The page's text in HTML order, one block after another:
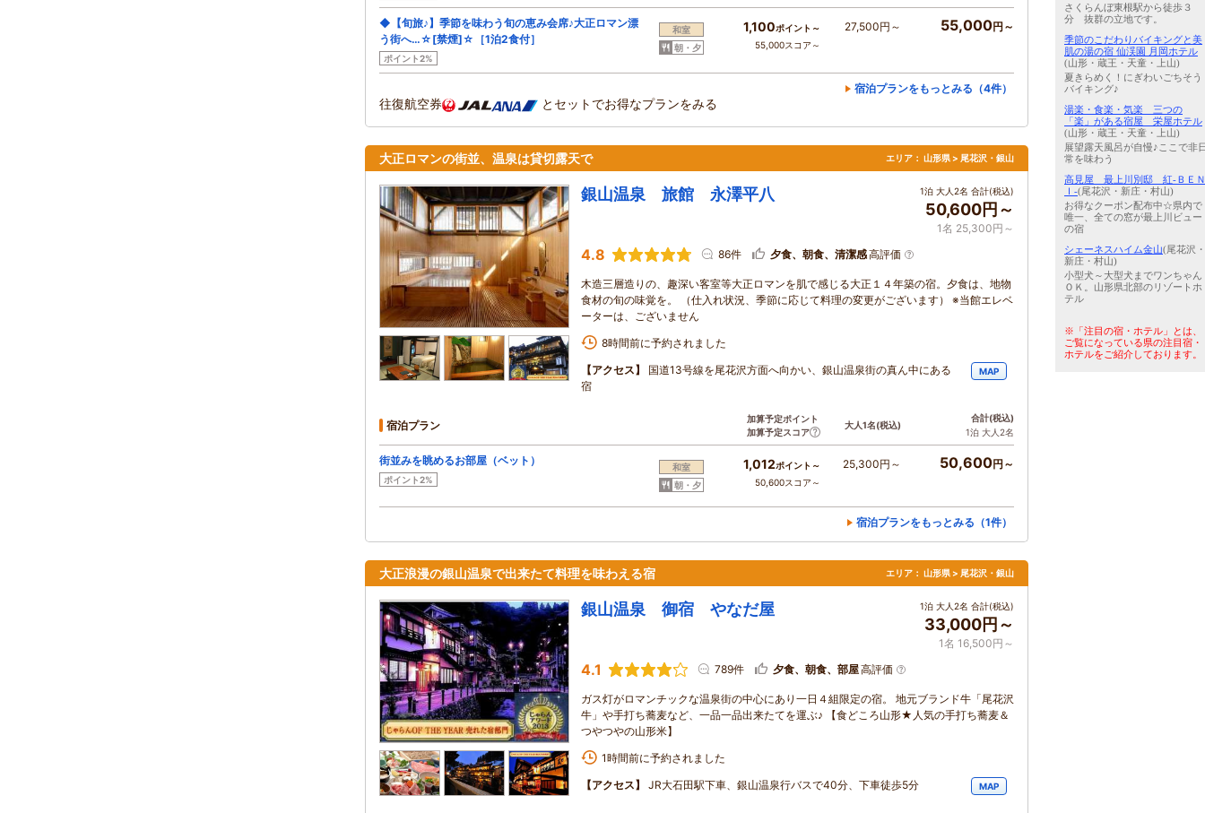
◆【旬旅♪】季節を味わう旬の恵み会席♪大正ロマン漂
う街へ…☆[禁煙]☆［1泊2食付］
ポイント2%
和室
朝・夕
1,100ポイント～
55,000スコア～
27,500円～ 55,000円～
宿泊プランをもっとみる（4件）
往復航空券 とセットでお得なプランをみる
大正ロマンの街並、温泉は貸切露天で エリア： 山形県 > 尾花沢・銀山
銀山温泉 旅館 永澤平八 1泊 大人2名 合計(税込)
50,600円～
1名 25,300円～
4.8 86件 夕食、朝食、清潔感高評価
木造三層造りの、趣深い客室等大正ロマンを肌で感じる大正１４年築の宿。夕食は、地物
食材の旬の味覚を。 （仕入れ状況、季節に応じて料理の変更がございます） ※当館エレベ
ーターは、ございません
8時間前に予約されました
【アクセス】
国道13号線を尾花沢方面へ向かい、銀山温泉街の真ん中にある
宿
MAP
宿泊プラン
加算予定ポイント
加算予定スコア
大人1名(税込)
合計(税込)
1泊 大人2名
街並みを眺めるお部屋（ベット）
ポイント2%
和室
朝・夕
1,012ポイント～
50,600スコア～
25,300円～ 50,600円～
宿泊プランをもっとみる（1件）
大正浪漫の銀山温泉で出来たて料理を味わえる宿 エリア： 山形県 > 尾花沢・銀山
銀山温泉 御宿 やなだ屋 1泊 大人2名 合計(税込)
33,000円～
1名 16,500円～
4.1 789件 夕食、朝食、部屋高評価
ガス灯がロマンチックな温泉街の中心にあり一日４組限定の宿。 地元ブランド牛「尾花沢
牛」や手打ち蕎麦など、一品一品出来たてを運ぶ♪ 【食どころ山形★人気の手打ち蕎麦＆
つやつやの山形米】
1時間前に予約されました
【アクセス】
JR大石田駅下車、銀山温泉行バスで40分、下車徒歩5分 MAP
さくらんぼ東根駅から徒歩３
分 抜群の立地です。
季節のこだわりバイキングと美
肌の湯の宿 仙渓園 月岡ホテル
(山形・蔵王・天童・上山)
夏きらめく！にぎわいごちそう
バイキング♪
湯楽・食楽・気楽 三つの
「楽」がある宿屋 栄屋ホテル
(山形・蔵王・天童・上山)
展望露天風呂が自慢♪ここで非
常を味わう
高見屋 最上川別邸 紅-ＢＥＮ
Ｉ-(尾花沢・新庄・村山)
お得なクーポン配布中☆県内で
唯一、全ての窓が最上川ビュー
の宿
シェーネスハイム金山(尾花沢・
新庄・村山)
小型犬～大型犬までワンちゃん
ＯＫ。山形県北部のリゾートホ
テル
※「注目の宿・ホテル」とは、
ご覧になっている県の注目宿・
ホテルをご紹介しております。